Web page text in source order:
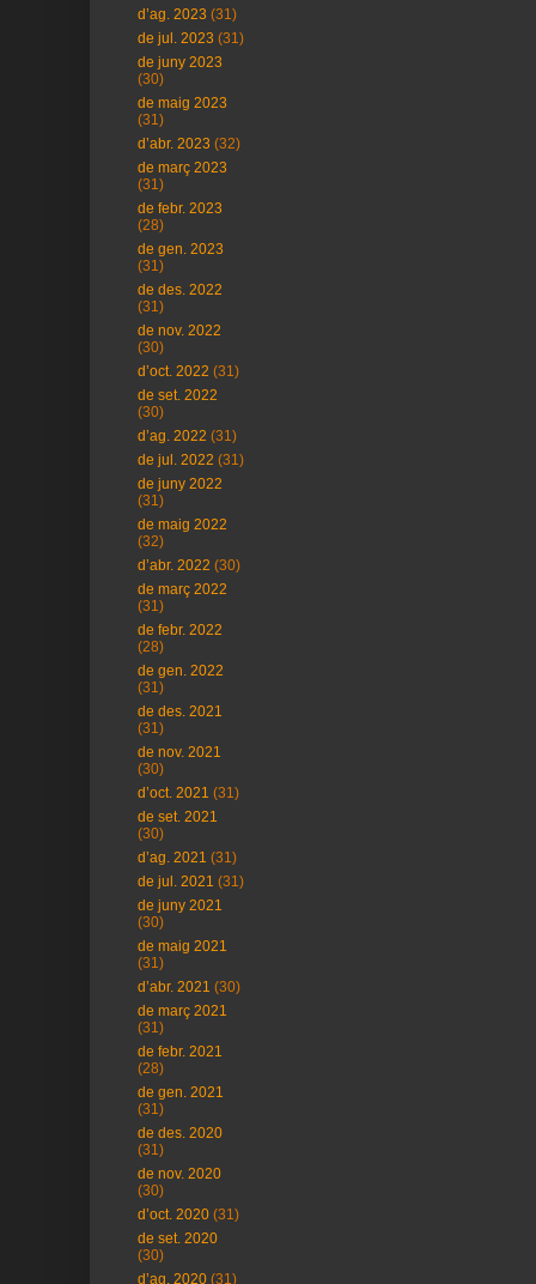
d’ag. 2023 (31)
de jul. 2023 (31)
de juny 2023
(30)
de maig 2023
(31)
d’abr. 2023 (32)
de març 2023
(31)
de febr. 2023
(28)
de gen. 2023
(31)
de des. 2022
(31)
de nov. 2022
(30)
d’oct. 2022 (31)
de set. 2022
(30)
d’ag. 2022 (31)
de jul. 2022 (31)
de juny 2022
(31)
de maig 2022
(32)
d’abr. 2022 (30)
de març 2022
(31)
de febr. 2022
(28)
de gen. 2022
(31)
de des. 2021
(31)
de nov. 2021
(30)
d’oct. 2021 (31)
de set. 2021
(30)
d’ag. 2021 (31)
de jul. 2021 (31)
de juny 2021
(30)
de maig 2021
(31)
d’abr. 2021 (30)
de març 2021
(31)
de febr. 2021
(28)
de gen. 2021
(31)
de des. 2020
(31)
de nov. 2020
(30)
d’oct. 2020 (31)
de set. 2020
(30)
d’ag. 2020 (31)